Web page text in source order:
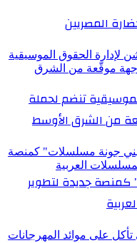
المصريين
تنضم لحملة
من الشرق الأوسط
جديدة لتطوير